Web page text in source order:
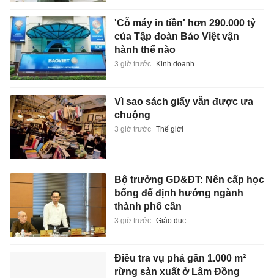
'Cỗ máy in tiền' hơn 290.000 tỷ
của Tập đoàn Bảo Việt vận
hành thế nào
3 giờ trước Kinh doanh
Vì sao sách giấy vẫn được ưa
chuộng
3 giờ trước Thế giới
Bộ trưởng GD&ĐT: Nên cấp học
bổng để định hướng ngành
thành phố cần
3 giờ trước Giáo dục
Điều tra vụ phá gần 1.000 m²
rừng sản xuất ở Lâm Đồng